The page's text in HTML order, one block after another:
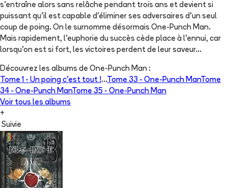
s'entraîne alors sans relâche pendant trois ans et devient si
puissant qu'il est capable d'éliminer ses adversaires d'un seul
coup de poing. On le surnomme désormais One-Punch Man.
Mais rapidement, l'euphorie du succès cède place à l'ennui, car
lorsqu'on est si fort, les victoires perdent de leur saveur...
Découvrez les albums de One-Punch Man :
Tome 1 - Un poing c’est tout !...Tome 33 - One-Punch ManTome
34 - One-Punch ManTome 35 - One-Punch Man
Voir tous les albums
+
Suivie